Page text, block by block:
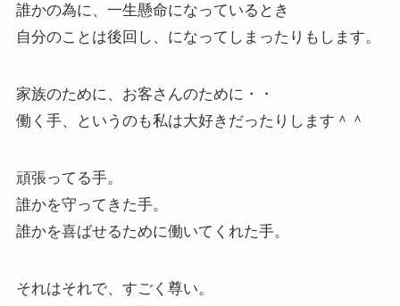
誰かの為に、一生懸命になっているとき
自分のことは後回し、になってしまったりもします。
家族のために、お客さんのために・・
働く手、というのも私は大好きだったりします＾＾
頑張ってる手。
誰かを守ってきた手。
誰かを喜ばせるために働いてくれた手。
それはそれで、すごく尊い。